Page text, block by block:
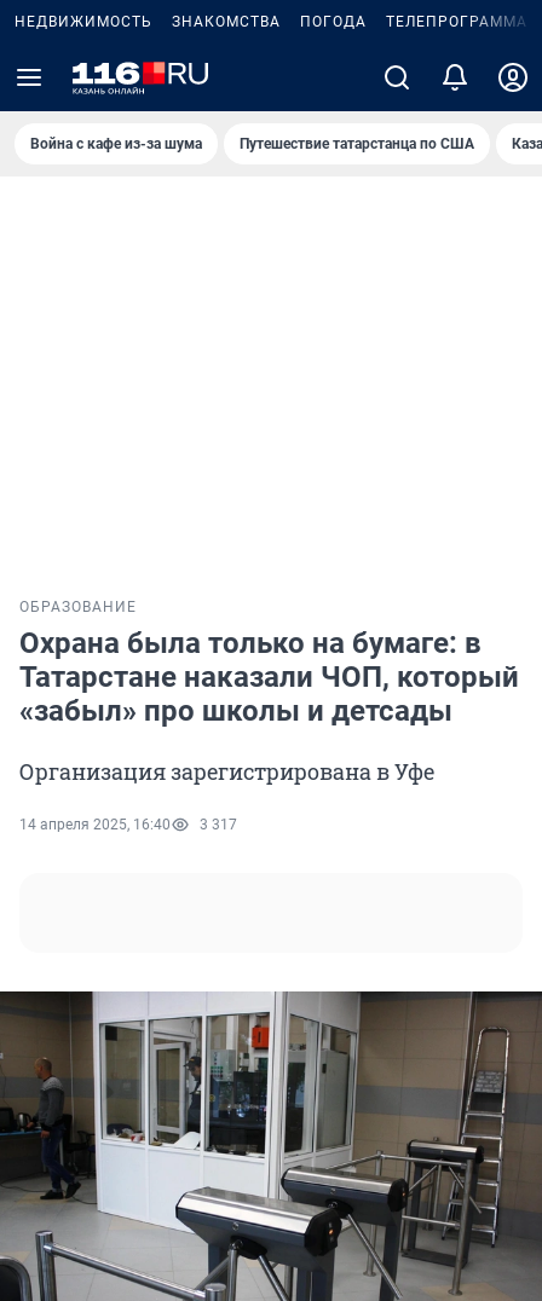
НЕДВИЖИМОСТЬ ЗНАКОМСТВА ПОГОДА ТЕЛЕПРОГРАММА
Война с кафе из-за шума Путешествие татарстанца по США
ОБРАЗОВАНИЕ
Охрана была только на бумаге: в
Татарстане наказали ЧОП, который
«забыл» про школы и детсады
Организация зарегистрирована в Уфе
14 апреля 2025, 16:40 3 317